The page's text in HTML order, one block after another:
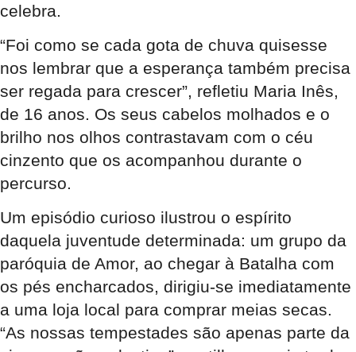
celebra.
“Foi como se cada gota de chuva quisesse
nos lembrar que a esperança também precisa
ser regada para crescer”, refletiu Maria Inês,
de 16 anos. Os seus cabelos molhados e o
brilho nos olhos contrastavam com o céu
cinzento que os acompanhou durante o
percurso.
Um episódio curioso ilustrou o espírito
daquela juventude determinada: um grupo da
paróquia de Amor, ao chegar à Batalha com
os pés encharcados, dirigiu-se imediatamente
a uma loja local para comprar meias secas.
“As nossas tempestades são apenas parte da